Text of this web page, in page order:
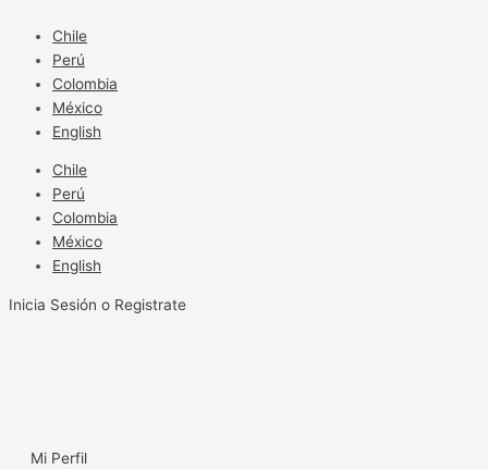
contenido
Chile
Perú
Colombia
México
English
Chile
Perú
Colombia
México
English
Inicia Sesión o Registrate
Mi Perfil